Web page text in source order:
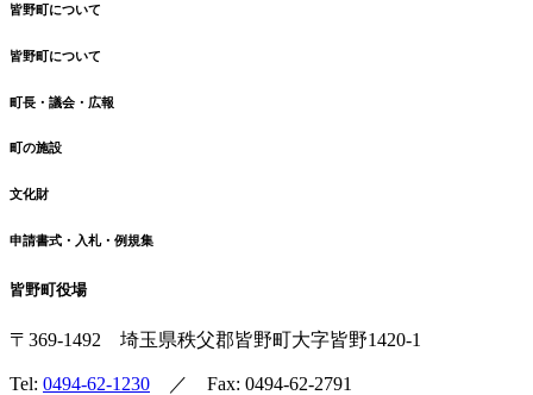
皆野町について
皆野町について
町長・議会・広報
町の施設
文化財
申請書式・入札・例規集
皆野町役場
〒369-1492 埼玉県秩父郡皆野町大字皆野1420-1
Tel: 0494-62-1230 ／ Fax: 0494-62-2791